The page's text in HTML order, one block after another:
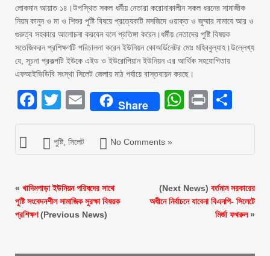
লোকমান আয়াত ১৪।উপস্থিত সকল ধর্মীয় নেতারা করোনাকালীন সকল ধরনের সামাজীক
নিয়ম কানুন ও মা ও শিশুর পুষ্টি বিষয়ে প্রত্যেকটি মসজিদে ওয়াক্ত ও জুম্মার নামাযে আর ও
গুরুত্ব সহকারে আলোচনা করবেন বলে প্রতিঙ্গা করেন।ধর্মীয় নেতাদের পুষ্টি বিষয়ক
সতেজিকরন প্রশিক্ষণটি পরিচালনা করেন ইউনিয়ন কোঅর্ডিনেটর মোঃ মহিববুল্যাহ।উল্লেখ্য
যে, সূচনা প্রকল্পটি ইউকে এইড ও ইউরোপিয়ান ইউনিয়ন এর আর্থিক সহযোগিতায়
এফআইভিডিবি সংস্থা সিলেট জেলায় মাঠ পর্যায়ে বাস্তবায়ন করছে।
Facebook
Twitter
EmailShare Print
পুষ্টি, সিলেট No Comments »
« খাদিমপাড়া ইউনিয়ন পরিষদের সাথে
পুষ্টি সংবেদনশীল সামাজিক সুরক্ষা বিষয়ক
প্রশিক্ষণ(Previous News)
(Next News) বর্তমান সরকারের
অধীনে নির্বাচনে যাবেনা বিএনপি- সিলেটে
মির্জা ফখরুল»